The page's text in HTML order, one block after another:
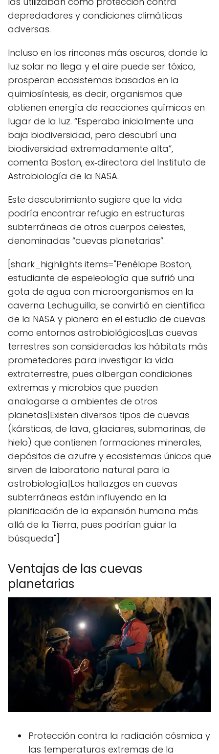
depredadores y condiciones climáticas
adversas.
Incluso en los rincones más oscuros, donde la
luz solar no llega y el aire puede ser tóxico,
prosperan ecosistemas basados en la
quimiosíntesis, es decir, organismos que
obtienen energía de reacciones químicas en
lugar de la luz. “Esperaba inicialmente una
baja biodiversidad, pero descubrí una
biodiversidad extremadamente alta”,
comenta Boston, ex‑directora del Instituto de
Astrobiología de la NASA.
Este descubrimiento sugiere que la vida
podría encontrar refugio en estructuras
subterráneas de otros cuerpos celestes,
denominadas “cuevas planetarias”.
[shark_highlights items="Penélope Boston,
estudiante de espeleología que sufrió una
gota de agua con microorganismos en la
caverna Lechuguilla, se convirtió en científica
de la NASA y pionera en el estudio de cuevas
como entornos astrobiológicos|Las cuevas
terrestres son consideradas los hábitats más
prometedores para investigar la vida
extraterrestre, pues albergan condiciones
extremas y microbios que pueden
analogarse a ambientes de otros
planetas|Existen diversos tipos de cuevas
(kársticas, de lava, glaciares, submarinas, de
hielo) que contienen formaciones minerales,
depósitos de azufre y ecosistemas únicos que
sirven de laboratorio natural para la
astrobiología|Los hallazgos en cuevas
subterráneas están influyendo en la
planificación de la expansión humana más
allá de la Tierra, pues podrían guiar la
búsqueda"]
Ventajas de las cuevas
planetarias
Protección contra la radiación cósmica y
las temperaturas extremas de la